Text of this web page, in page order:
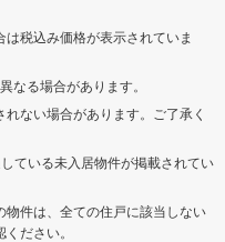
税込み価格が表示されていま
なる場合があります。
ない場合があります。ご了承く
ている未入居物件が掲載されてい
物件は、全ての住戸に該当しない
ださい。